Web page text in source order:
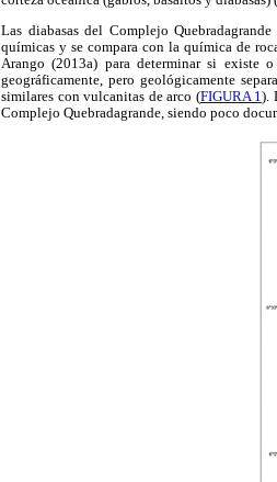
Las diabasas del Complejo
químicas y se compara con la química de
Arango (2013a) para determinar si existe
geográficamente, pero geológicamente
similares con vulcanitas de arco (FIGURA 1).
Complejo Quebradagrande, siendo poco